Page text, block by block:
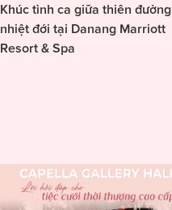
Khúc tình ca giữa thiên đường
nhiệt đới tại Danang Marriott
Resort & Spa